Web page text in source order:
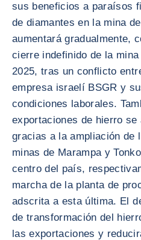
sus beneficios a paraísos
de diamantes en la mina
aumentará gradualmente,
cierre indefinido de la
2025, tras un conflicto
empresa israelí BSGR y
condiciones laborales.
exportaciones de hierro se
gracias a la ampliación de
minas de Marampa y
centro del país,
marcha de la planta de
adscrita a esta última. El
de transformación del
las exportaciones y